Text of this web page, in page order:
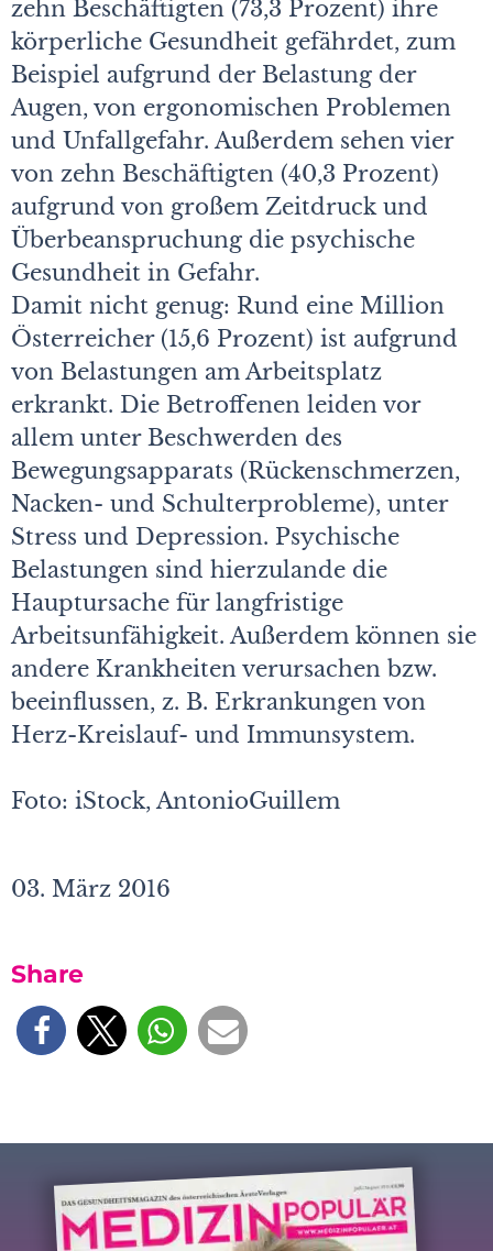
zehn Beschäftigten (73,3 Prozent) ihre
körperliche Gesundheit gefährdet, zum
Beispiel aufgrund der Belastung der
Augen, von ergonomischen Problemen
und Unfallgefahr. Außerdem sehen vier
von zehn Beschäftigten (40,3 Prozent)
aufgrund von großem Zeitdruck und
Überbeanspruchung die psychische
Gesundheit in Gefahr.
Damit nicht genug: Rund eine Million
Österreicher (15,6 Prozent) ist aufgrund
von Belastungen am Arbeitsplatz
erkrankt. Die Betroffenen leiden vor
allem unter Beschwerden des
Bewegungsapparats (Rückenschmerzen,
Nacken- und Schulterprobleme), unter
Stress und Depression. Psychische
Belastungen sind hierzulande die
Hauptursache für langfristige
Arbeitsunfähigkeit. Außerdem können sie
andere Krankheiten verursachen bzw.
beeinflussen, z. B. Erkrankungen von
Herz-Kreislauf- und Immunsystem.
Foto: iStock, AntonioGuillem
03. März 2016
Share